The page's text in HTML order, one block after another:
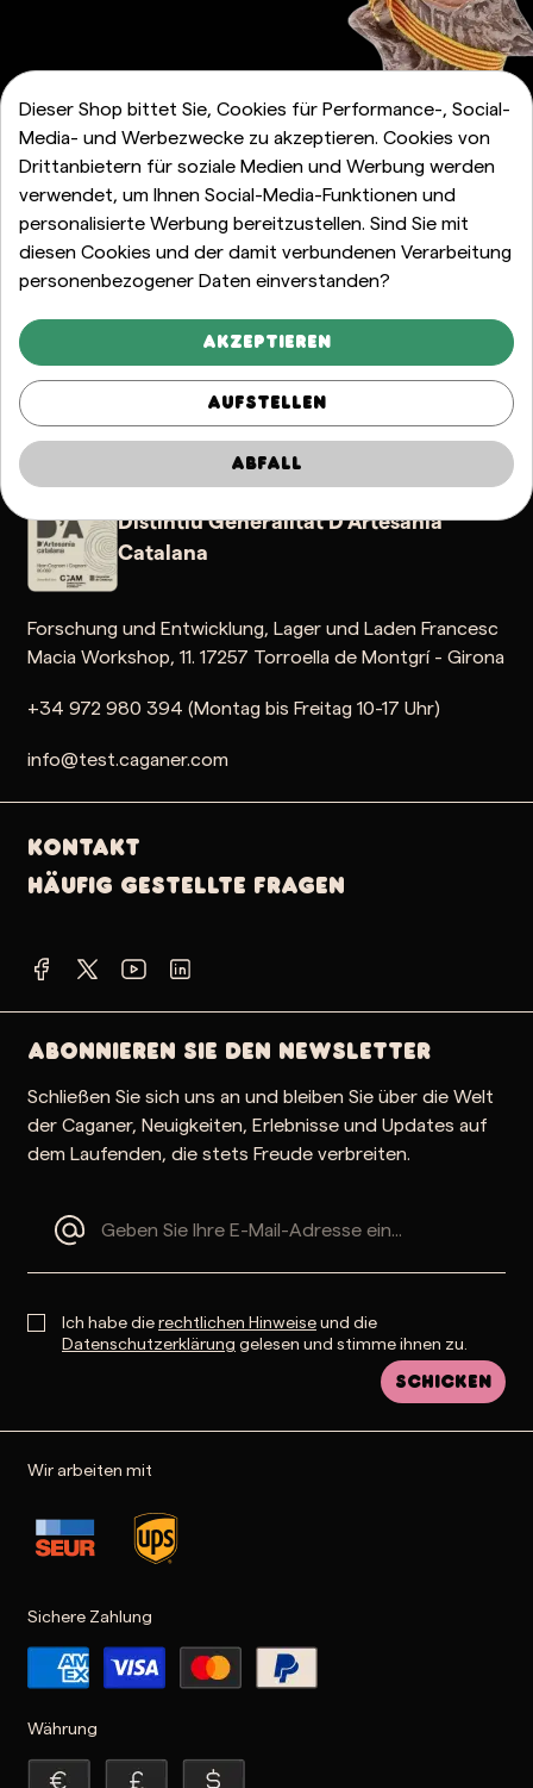
Produkt Weltweiter Versand Bestpreis Sichere Zahlung
Distintiu Generalitat D'Artesania
Catalana
Forschung und Entwicklung, Lager und Laden Francesc
Macia Workshop, 11. 17257 Torroella de Montgrí - Girona
+34 972 980 394 (Montag bis Freitag 10-17 Uhr)
info@test.caganer.com
Kontakt
Häufig gestellte Fragen
Abonnieren Sie den Newsletter
Schließen Sie sich uns an und bleiben Sie über die Welt
der Caganer, Neuigkeiten, Erlebnisse und Updates auf
dem Laufenden, die stets Freude verbreiten.
Ich habe dierechtlichen Hinweiseund die
Datenschutzerklärung gelesen und stimme ihnen zu.
Schicken
Wir arbeiten mit
Sichere Zahlung
Währung
Dieser Shop bittet Sie, Cookies für Performance-, Social-
Media- und Werbezwecke zu akzeptieren. Cookies von
Drittanbietern für soziale Medien und Werbung werden
verwendet, um Ihnen Social-Media-Funktionen und
personalisierte Werbung bereitzustellen. Sind Sie mit
diesen Cookies und der damit verbundenen Verarbeitung
personenbezogener Daten einverstanden?
Akzeptieren
Aufstellen
Abfall